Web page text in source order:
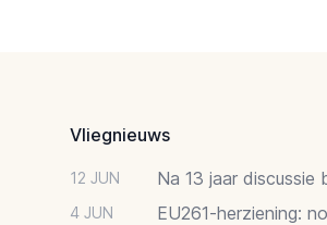
Vliegnieuws
12 JUN Na 13 jaar discussie
4 JUN
EU261-herziening: